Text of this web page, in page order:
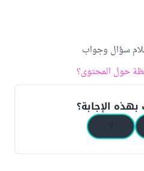
سؤال وجواب
حول المحتوى؟
الإجابة؟